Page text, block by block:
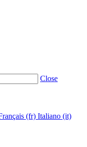
Close
‎(fr)‎ Italiano ‎(it)‎